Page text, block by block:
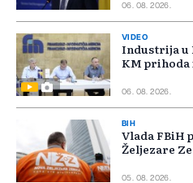
06. 08. 2026.
VIDEO
Industrija u
KM
06. 08. 2026.
BIH
Vlada FBiH
Željezare
05. 08. 2026.